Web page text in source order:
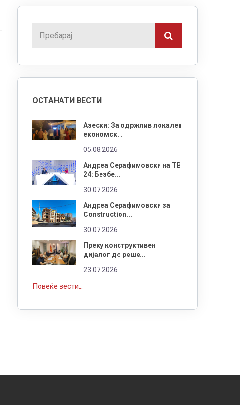
ОСТАНАТИ ВЕСТИ
Азески: За одржлив локален
економск...
05.08.2026
Андреа Серафимовски на ТВ
24: Безбе...
30.07.2026
Андреа Серафимовски за
Construction...
30.07.2026
Преку конструктивен
дијалог до реше...
23.07.2026
Повеќе вести...